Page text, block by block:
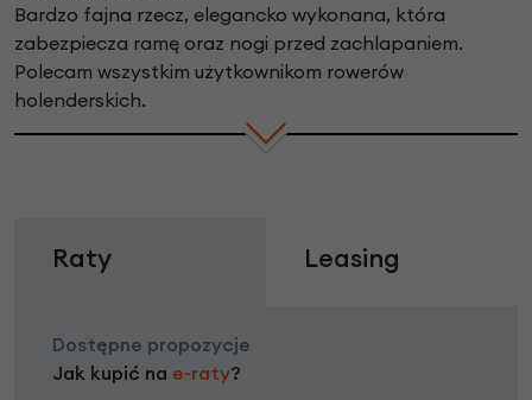
Bardzo fajna rzecz, elegancko wykonana, która
zabezpiecza ramę oraz nogi przed zachlapaniem.
Polecam wszystkim użytkownikom rowerów
holenderskich.
Raty Leasing
Dostępne propozycje
Jak kupić na e-raty?